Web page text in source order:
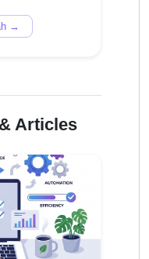
→
Articles